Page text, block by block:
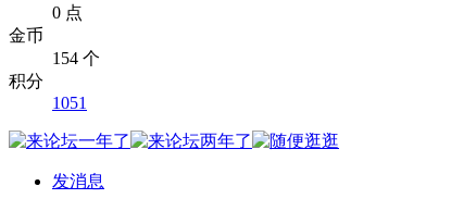
0 点
金币
154 个
积分
1051
发消息